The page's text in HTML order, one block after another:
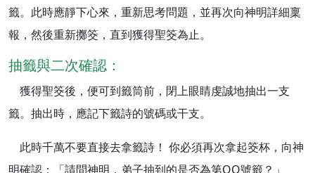
籤。此時應靜下心來，重新思考問題，並再次向神明詳細稟
報，然後重新擲筊，直到獲得聖筊為止。
抽籤與二次確認：
獲得聖筊後，便可到籤筒前，閉上眼睛虔誠地抽出一支
籤。抽出時，應記下籤詩的號碼或干支。
此時千萬不要直接去拿籤詩！ 你必須再次拿起筊杯，向神
明確認：「請問神明，弟子抽到的是否為第OO號籤？」